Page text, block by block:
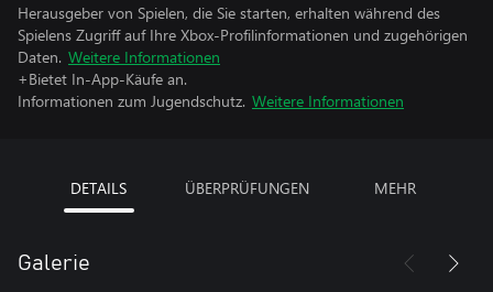
Herausgeber von Spielen, die Sie starten, erhalten während des
Spielens Zugriff auf Ihre Xbox-Profilinformationen und zugehörigen
Daten. Weitere Informationen
+Bietet In-App-Käufe an.
Informationen zum Jugendschutz. Weitere Informationen
DETAILS ÜBERPRÜFUNGEN MEHR
Galerie